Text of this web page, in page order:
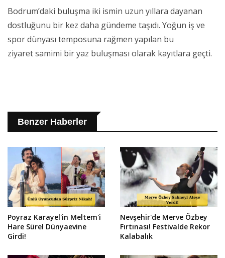
Bodrum’daki buluşma iki ismin uzun yıllara dayanan
dostluğunu bir kez daha gündeme taşıdı. Yoğun iş ve
spor dünyası temposuna rağmen yapılan bu
ziyaret samimi bir yaz buluşması olarak kayıtlara geçti.
Benzer Haberler
Poyraz Karayel'in Meltem'i
Hare Sürel Dünyaevine
Girdi!
Nevşehir'de Merve Özbey
Fırtınası! Festivalde Rekor
Kalabalık